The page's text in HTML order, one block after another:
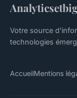
Votre source
technologies
AccueilMentions